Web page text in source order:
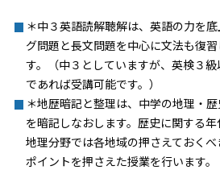
＊中３英語読解聴解は、英語の力を
グ問題と長文問題を中心に文法も復
す。（中３としていますが、英検３
であれば受講可能です。）
＊地歴暗記と整理は、中学の地理・
を暗記しなおします。歴史に関する年
地理分野では各地域の押さえておく
ポイントを押さえた授業を行います。